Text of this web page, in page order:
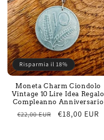
Risparmia il 18%
Moneta Charm Ciondolo
Vintage 10 Lire Idea Regalo
Compleanno Anniversario
Prezzo
€22,00 EUR
Prezzo
€18,00 EUR